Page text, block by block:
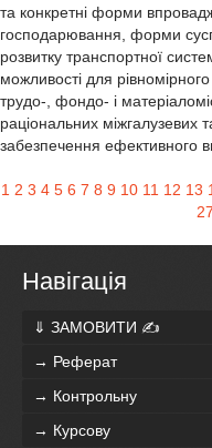
та конкретні форми
господарювання, форми
розвитку транспортної
можливості для
трудо-, фондо- і
раціональних міжгалузевих
забезпечення ефективного
1 2 3 4 5 6 7 8 9 10 11 12 13
27
Навігація
⇓ ЗАМОВИТИ ✍
→ Реферат
→ Контрольну
→ Курсову